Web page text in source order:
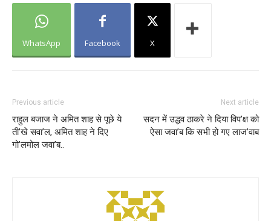
WhatsApp Facebook X
Previous article
राहुल बजाज ने अमित शाह से पूछे ये
ती’खे सवा’ल, अमित शाह ने दिए
गो’लमोल जवा’ब..
Next article
सदन में उद्धव ठाकरे ने दिया विप’क्ष को
ऐसा जवा’ब कि सभी हो गए लाज’वाब